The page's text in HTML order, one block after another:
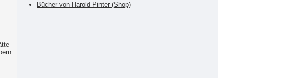
Bücher von Harold Pinter (Shop)